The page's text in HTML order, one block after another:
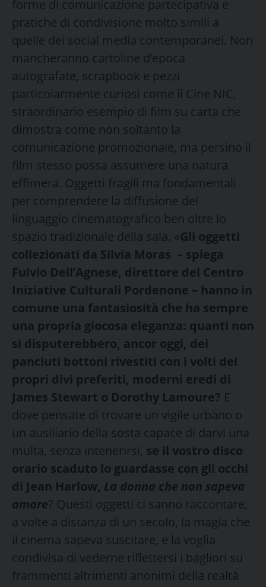
forme di comunicazione partecipativa e
pratiche di condivisione molto simili a
quelle dei social media contemporanei. Non
mancheranno cartoline d’epoca
autografate, scrapbook e pezzi
particolarmente curiosi come il Cine NIC,
straordinario esempio di film su carta che
dimostra come non soltanto la
comunicazione promozionale, ma persino il
film stesso possa assumere una natura
effimera. Oggetti fragili ma fondamentali
per comprendere la diffusione del
linguaggio cinematografico ben oltre lo
spazio tradizionale della sala. «Gli oggetti
collezionati da Silvia Moras – spiega
Fulvio Dell’Agnese, direttore del Centro
Iniziative Culturali Pordenone – hanno in
comune una fantasiosità che ha sempre
una propria giocosa eleganza: quanti non
si disputerebbero, ancor oggi, dei
panciuti bottoni rivestiti con i volti dei
propri divi preferiti, moderni eredi di
James Stewart o Dorothy Lamoure? E
dove pensate di trovare un vigile urbano o
un ausiliario della sosta capace di darvi una
multa, senza intenerirsi, se il vostro disco
orario scaduto lo guardasse con gli occhi
di Jean Harlow, La donna che non sapeva
amare? Questi oggetti ci sanno raccontare,
a volte a distanza di un secolo, la magia che
il cinema sapeva suscitare, e la voglia
condivisa di vederne riflettersi i bagliori su
frammenti altrimenti anonimi della realtà